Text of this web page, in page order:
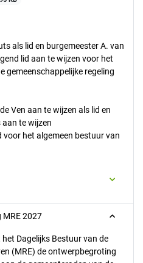
als lid en burgemeester A. van
lid aan te wijzen voor het
gemeenschappelijke regeling
Ven aan te wijzen als lid en
te wijzen
het algemeen bestuur van
2027
Dagelijks Bestuur van de
(MRE) de ontwerpbegroting